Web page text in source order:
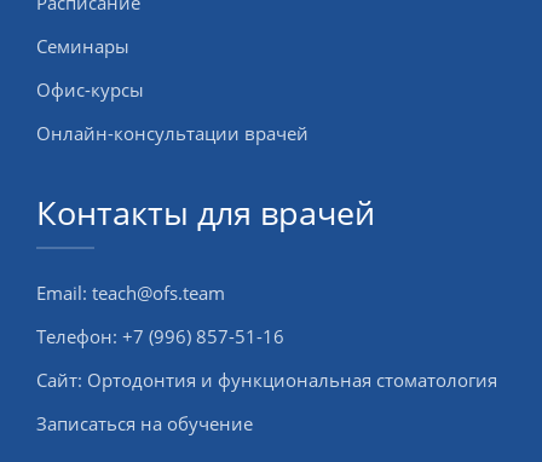
Семинары
Офис-курсы
Онлайн-консультации врачей
Контакты для врачей
Email: teach@ofs.team
Телефон: +7 (996) 857-51-16
Сайт: Ортодонтия и функциональная стоматология
Записаться на обучение